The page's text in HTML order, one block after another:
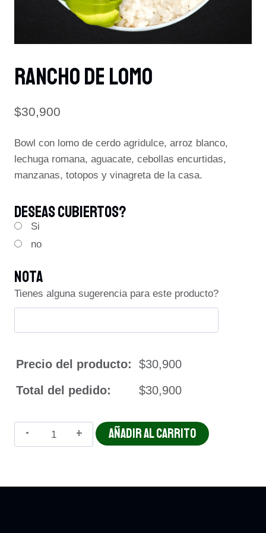
RANCHO DE LOMO
$30,900
Bowl con lomo de cerdo agridulce, arroz blanco,
lechuga romana, aguacate, cebollas encurtidas,
manzanas, totopos y vinagreta de la casa.
Deseas Cubiertos?
Si
no
Nota
Tienes alguna sugerencia para este producto?
Precio del producto:
$30,900
Total del pedido:
$30,900
RANCHO
DE
AÑADIR AL CARRITO